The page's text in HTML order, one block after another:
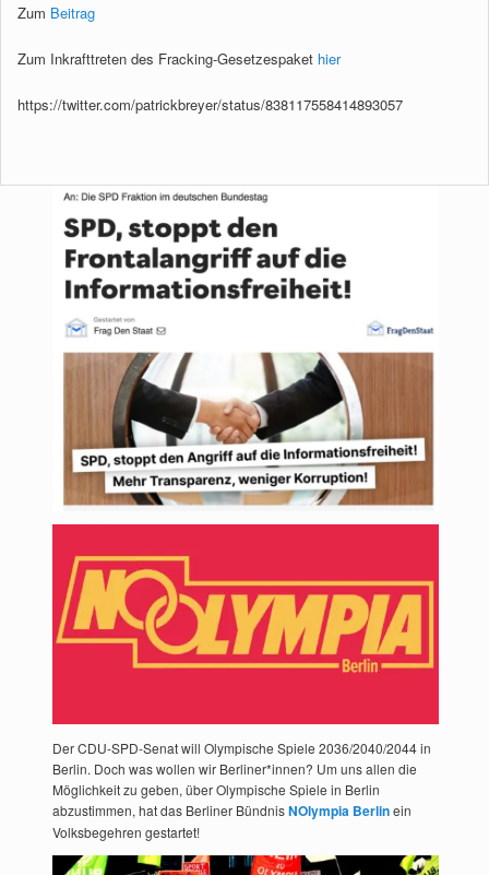
Zum Beitrag
Zum Inkrafttreten des Fracking-Gesetzespaket hier
https://twitter.com/patrickbreyer/status/838117558414893057
Der CDU-SPD-Senat will Olympische Spiele 2036/2040/2044 in
Berlin. Doch was wollen wir Berliner*innen? Um uns allen die
Möglichkeit zu geben, über Olympische Spiele in Berlin
abzustimmen, hat das Berliner BündnisNOlympia Berlinein
Volksbegehren gestartet!